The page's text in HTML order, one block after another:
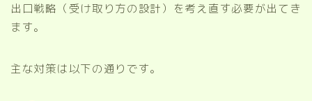
出口戦略（受け取り方の設計）を考え直す必要が出てき
ます。
主な対策は以下の通りです。